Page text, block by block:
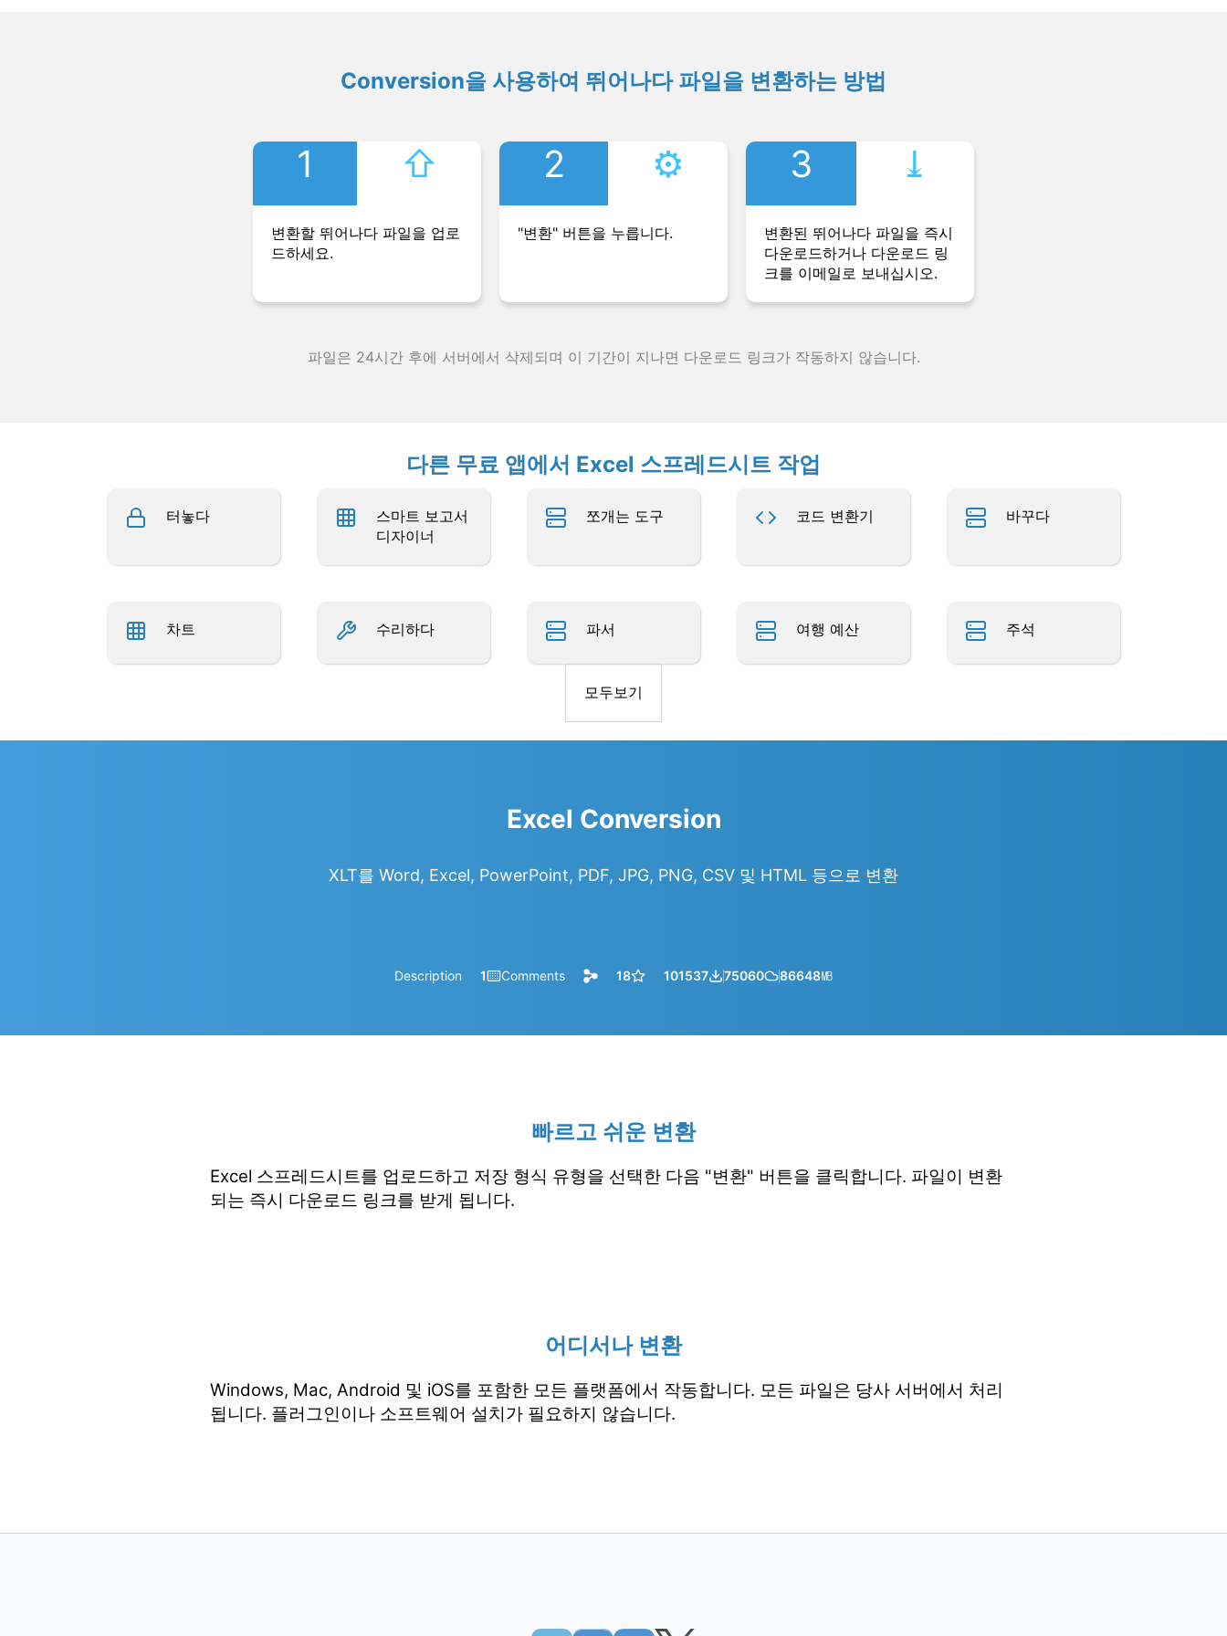
Conversion을 사용하여 뛰어나다 파일을 변환하는 방법
1 ⇧︎
변환할 뛰어나다 파일을 업로
드하세요.
2 ⚙︎
"변환" 버튼을 누릅니다.
3 ⤓︎
변환된 뛰어나다 파일을 즉시
다운로드하거나 다운로드 링
크를 이메일로 보내십시오.
파일은 24시간 후에 서버에서 삭제되며 이 기간이 지나면 다운로드 링크가 작동하지 않습니다.
다른 무료 앱에서 Excel 스프레드시트 작업
터놓다
스마트 보고서
디자이너
쪼개는 도구 코드 변환기 바꾸다
차트 수리하다 파서 여행 예산 주석
모두보기
Excel Conversion
XLT를 Word, Excel, PowerPoint, PDF, JPG, PNG, CSV 및 HTML 등으로 변환
Description 1 Comments 18 101537 75060 86648㎆︎
빠르고 쉬운 변환
Excel 스프레드시트를 업로드하고 저장 형식 유형을 선택한 다음 "변환" 버튼을 클릭합니다. 파일이 변환
되는 즉시 다운로드 링크를 받게 됩니다.
어디서나 변환
Windows, Mac, Android 및 iOS를 포함한 모든 플랫폼에서 작동합니다. 모든 파일은 당사 서버에서 처리
됩니다. 플러그인이나 소프트웨어 설치가 필요하지 않습니다.